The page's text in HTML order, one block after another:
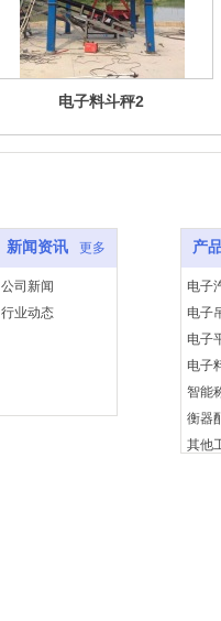
电子料斗秤2
产
电子
电子
电子
电子
智能
衡器
其他
新闻资讯 更多
公司新闻
行业动态